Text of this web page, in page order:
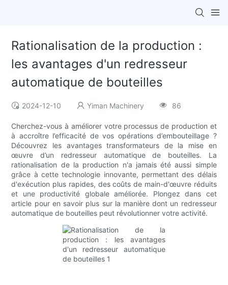
Rationalisation de la production :
les avantages d'un redresseur
automatique de bouteilles
2024-12-10 Yiman Machinery 86
Cherchez-vous à améliorer votre processus de production et
à accroître l’efficacité de vos opérations d’embouteillage ?
Découvrez les avantages transformateurs de la mise en
œuvre d’un redresseur automatique de bouteilles. La
rationalisation de la production n'a jamais été aussi simple
grâce à cette technologie innovante, permettant des délais
d'exécution plus rapides, des coûts de main-d'œuvre réduits
et une productivité globale améliorée. Plongez dans cet
article pour en savoir plus sur la manière dont un redresseur
automatique de bouteilles peut révolutionner votre activité.